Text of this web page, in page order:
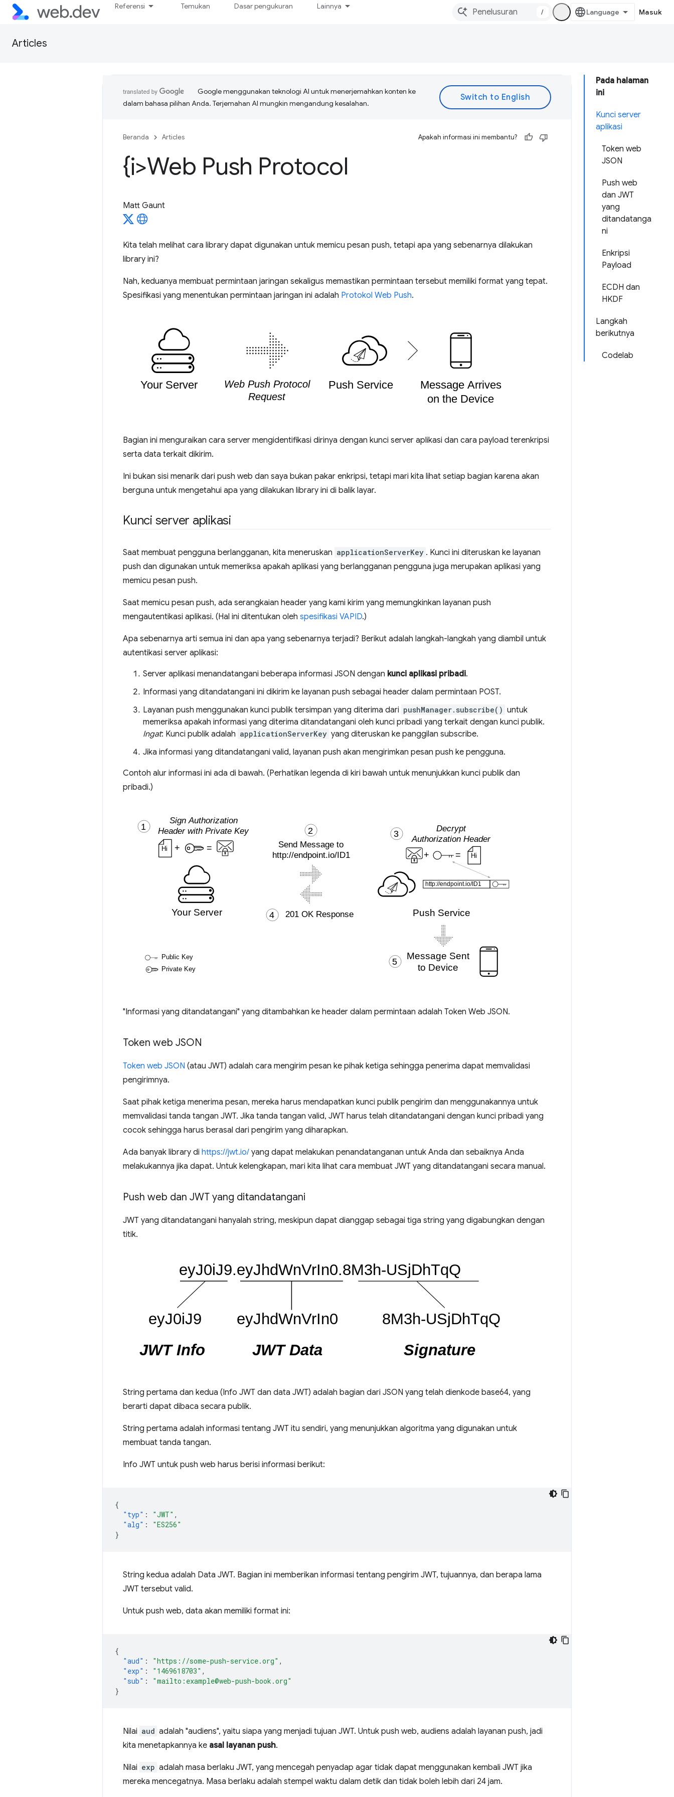
Referensi Temukan Dasar pengukuran Lainnya
/ Masuk
Articles
Pada halaman
ini
Kunci server
aplikasi
Token web
JSON
Push web
dan JWT
yang
ditandatanga
ni
Enkripsi
Payload
ECDH dan
HKDF
Langkah
berikutnya
Codelab
Google menggunakan teknologi AI untuk menerjemahkan konten ke
dalam bahasa pilihan Anda. Terjemahan AI mungkin mengandung kesalahan.
Beranda Articles Apakah informasi ini membantu?
{i>Web Push Protocol
Matt Gaunt
Kita telah melihat cara library dapat digunakan untuk memicu pesan push, tetapi apa yang sebenarnya dilakukan
library ini?
Nah, keduanya membuat permintaan jaringan sekaligus memastikan permintaan tersebut memiliki format yang tepat.
Spesifikasi yang menentukan permintaan jaringan ini adalah Protokol Web Push.
Bagian ini menguraikan cara server mengidentifikasi dirinya dengan kunci server aplikasi dan cara payload terenkripsi
serta data terkait dikirim.
Ini bukan sisi menarik dari push web dan saya bukan pakar enkripsi, tetapi mari kita lihat setiap bagian karena akan
berguna untuk mengetahui apa yang dilakukan library ini di balik layar.
Kunci server aplikasi
Saat membuat pengguna berlangganan, kita meneruskan applicationServerKey . Kunci ini diteruskan ke layanan
push dan digunakan untuk memeriksa apakah aplikasi yang berlangganan pengguna juga merupakan aplikasi yang
memicu pesan push.
Saat memicu pesan push, ada serangkaian header yang kami kirim yang memungkinkan layanan push
mengautentikasi aplikasi. (Hal ini ditentukan oleh spesifikasi VAPID.)
Apa sebenarnya arti semua ini dan apa yang sebenarnya terjadi? Berikut adalah langkah-langkah yang diambil untuk
autentikasi server aplikasi:
Server aplikasi menandatangani beberapa informasi JSON dengan kunci aplikasi pribadi.
Informasi yang ditandatangani ini dikirim ke layanan push sebagai header dalam permintaan POST.
Layanan push menggunakan kunci publik tersimpan yang diterima dari pushManager.subscribe() untuk
memeriksa apakah informasi yang diterima ditandatangani oleh kunci pribadi yang terkait dengan kunci publik.
Ingat: Kunci publik adalah applicationServerKey yang diteruskan ke panggilan subscribe.
Jika informasi yang ditandatangani valid, layanan push akan mengirimkan pesan push ke pengguna.
Contoh alur informasi ini ada di bawah. (Perhatikan legenda di kiri bawah untuk menunjukkan kunci publik dan
pribadi.)
"Informasi yang ditandatangani" yang ditambahkan ke header dalam permintaan adalah Token Web JSON.
Token web JSON
Token web JSON (atau JWT) adalah cara mengirim pesan ke pihak ketiga sehingga penerima dapat memvalidasi
pengirimnya.
Saat pihak ketiga menerima pesan, mereka harus mendapatkan kunci publik pengirim dan menggunakannya untuk
memvalidasi tanda tangan JWT. Jika tanda tangan valid, JWT harus telah ditandatangani dengan kunci pribadi yang
cocok sehingga harus berasal dari pengirim yang diharapkan.
Ada banyak library di https://jwt.io/ yang dapat melakukan penandatanganan untuk Anda dan sebaiknya Anda
melakukannya jika dapat. Untuk kelengkapan, mari kita lihat cara membuat JWT yang ditandatangani secara manual.
Push web dan JWT yang ditandatangani
JWT yang ditandatangani hanyalah string, meskipun dapat dianggap sebagai tiga string yang digabungkan dengan
titik.
String pertama dan kedua (Info JWT dan data JWT) adalah bagian dari JSON yang telah dienkode base64, yang
berarti dapat dibaca secara publik.
String pertama adalah informasi tentang JWT itu sendiri, yang menunjukkan algoritma yang digunakan untuk
membuat tanda tangan.
Info JWT untuk push web harus berisi informasi berikut:
{
"typ" : "JWT" ,
"alg" :
"ES256"
}
String kedua adalah Data JWT. Bagian ini memberikan informasi tentang pengirim JWT, tujuannya, dan berapa lama
JWT tersebut valid.
Untuk push web, data akan memiliki format ini:
{
"aud" : "https://some-push-service.org" ,
"exp" : "1469618703" ,
"sub" :
"mailto:example@web-push-book.org"
}
Nilai aud adalah "audiens", yaitu siapa yang menjadi tujuan JWT. Untuk push web, audiens adalah layanan push, jadi
kita menetapkannya ke asal layanan push.
Nilai exp adalah masa berlaku JWT, yang mencegah penyadap agar tidak dapat menggunakan kembali JWT jika
mereka mencegatnya. Masa berlaku adalah stempel waktu dalam detik dan tidak boleh lebih dari 24 jam.